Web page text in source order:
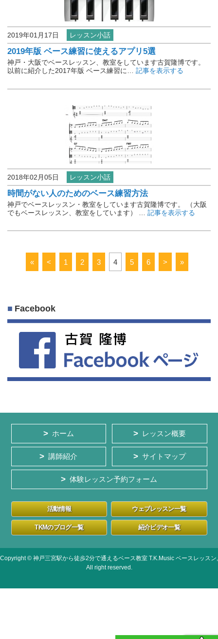
2019年01月17日 レッスン小話
2019年版 ベース練習に使えるアプリ5選
神戸・大阪でベースレッスン、教室をしています古賀隆博です。
以前に紹介した2017年版 ベース練習に…
記事を表示する
2018年02月05日 レッスン小話
時間がない人のためのベース練習方法
神戸でベースレッスン・教室をしています古賀隆博です。 （大阪
でもベースレッスン、教室をしています） …
記事を表示する
« < 1 2 3 4 5 6 > »
Facebook
ホーム レッスン概要
講師紹介 サイトマップ
体験レッスン予約フォーム
活動情報 ウェブレッスン一覧
TKMのブログ一覧 紹介ビデオ一覧
Copyright © 神戸三宮駅から徒歩2分で通えるベース教室 T.K.Music ベースレッスン,
All right reserved.